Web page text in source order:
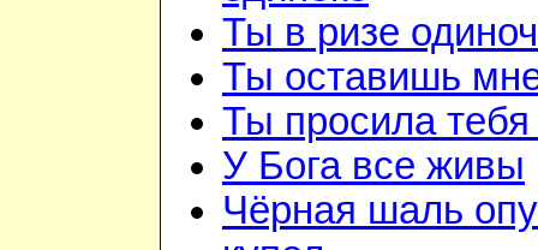
Ты в ризе
Ты оставишь
Ты просила
У Бога все живы
Чёрная шаль